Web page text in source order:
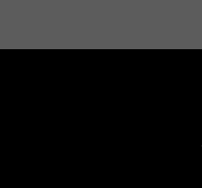
kann. Unter
in Reims hat
vergangenen
trotz